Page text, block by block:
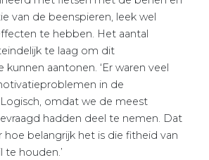
van de beenspieren, leek wel
te hebben. Het aantal
te laag om dit
aantonen. ‘Er waren veel
in de
omdat we de meest
hadden deel te nemen. Dat
belangrijk het is die fitheid van
te houden.’